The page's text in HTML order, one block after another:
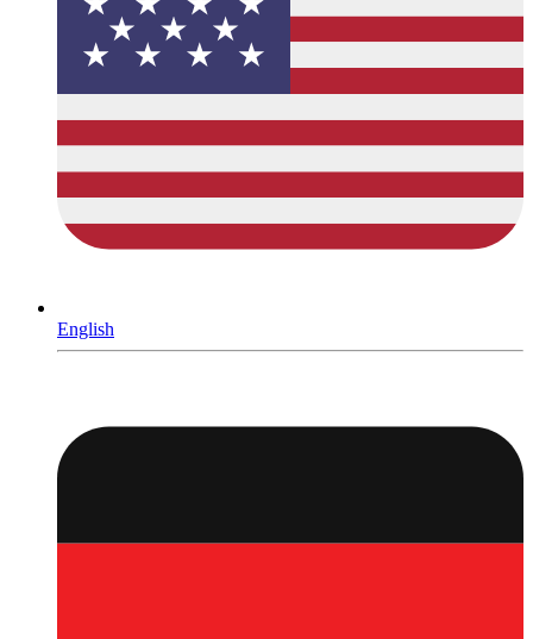
English